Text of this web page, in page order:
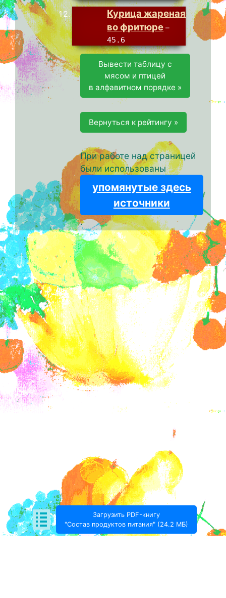
Курица жареная
во фритюре –
45.6
Вывести таблицу с
мясом и птицей
в алфавитном порядке »
Вернуться к рейтингу »
При работе над страницей
были использованы
упомянутые здесь
источники
.
Загрузить PDF-книгу
"Состав продуктов питания" (24.2 МБ)